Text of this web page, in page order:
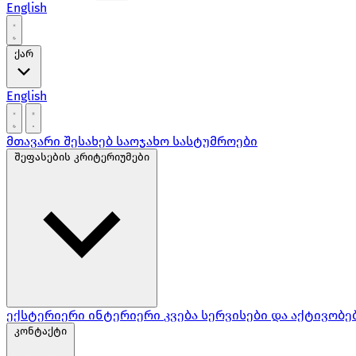
English
ქარ
English
მთავარი შესახებ საოჯახო სასტუმროები
შეფასების კრიტერიუმები
ექსტერიერი ინტერიერი კვება სერვისები და
კონტაქტი